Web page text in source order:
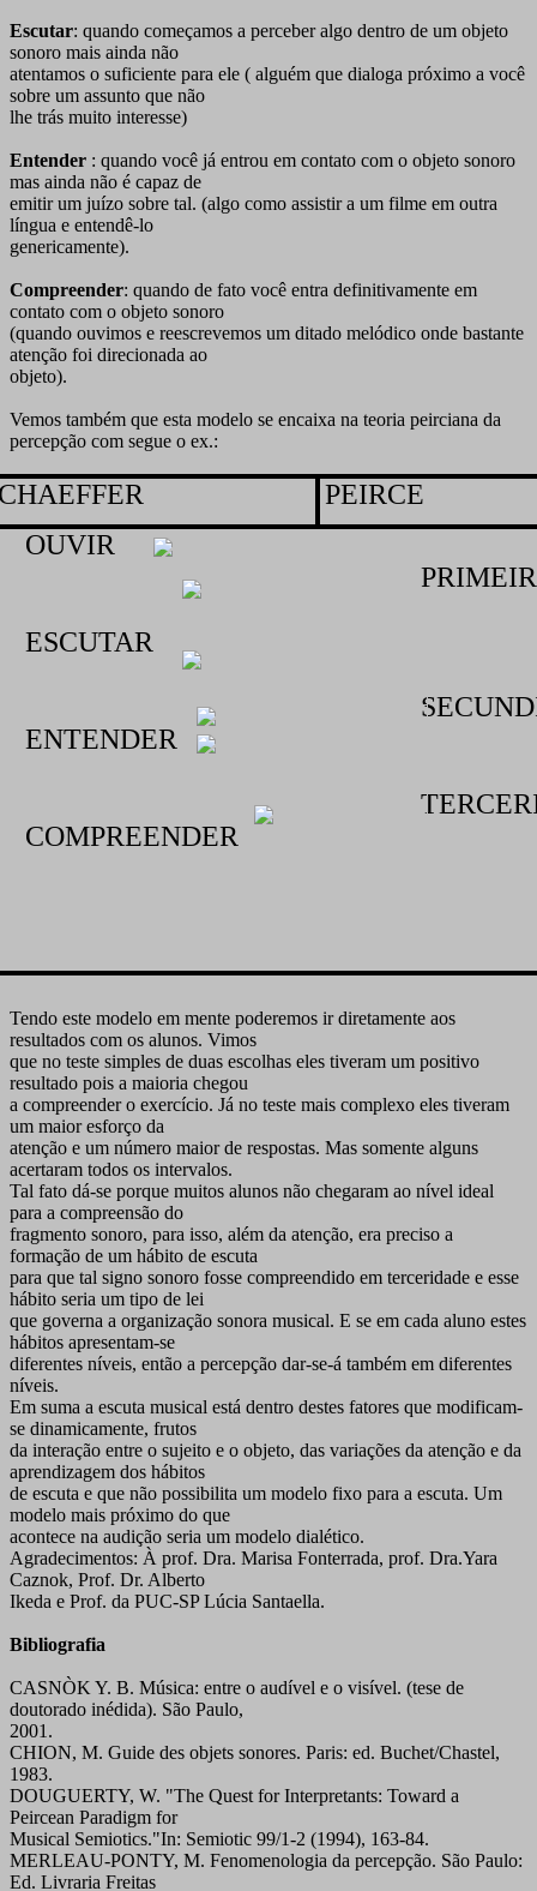
Escutar: quando começamos a perceber algo dentro de um objeto
sonoro mais ainda não
atentamos o suficiente para ele ( alguém que dialoga próximo a você
sobre um assunto que não
lhe trás muito interesse)
Entender : quando você já entrou em contato com o objeto sonoro
mas ainda não é capaz de
emitir um juízo sobre tal. (algo como assistir a um filme em outra
língua e entendê-lo
genericamente).
Compreender: quando de fato você entra definitivamente em
contato com o objeto sonoro
(quando ouvimos e reescrevemos um ditado melódico onde bastante
atenção foi direcionada ao
objeto).
Vemos também que esta modelo se encaixa na teoria peirciana da
percepção com segue o ex.:
PEIRCE
OUVIR
ESCUTAR
ENTENDER
COMPREENDER
Tendo este modelo em mente poderemos ir diretamente aos
resultados com os alunos. Vimos
que no teste simples de duas escolhas eles tiveram um positivo
resultado pois a maioria chegou
a compreender o exercício. Já no teste mais complexo eles tiveram
um maior esforço da
atenção e um número maior de respostas. Mas somente alguns
acertaram todos os intervalos.
Tal fato dá-se porque muitos alunos não chegaram ao nível ideal
para a compreensão do
fragmento sonoro, para isso, além da atenção, era preciso a
formação de um hábito de escuta
para que tal signo sonoro fosse compreendido em terceridade e esse
hábito seria um tipo de lei
que governa a organização sonora musical. E se em cada aluno estes
hábitos apresentam-se
diferentes níveis, então a percepção dar-se-á também em diferentes
níveis.
Em suma a escuta musical está dentro destes fatores que modificam-
se dinamicamente, frutos
da interação entre o sujeito e o objeto, das variações da atenção e da
aprendizagem dos hábitos
de escuta e que não possibilita um modelo fixo para a escuta. Um
modelo mais próximo do que
acontece na audição seria um modelo dialético.
Agradecimentos: À prof. Dra. Marisa Fonterrada, prof. Dra.Yara
Caznok, Prof. Dr. Alberto
Ikeda e Prof. da PUC-SP Lúcia Santaella.
Bibliografia
CASNÒK Y. B. Música: entre o audível e o visível. (tese de
doutorado inédida). São Paulo,
2001.
CHION, M. Guide des objets sonores. Paris: ed. Buchet/Chastel,
1983.
DOUGUERTY, W. "The Quest for Interpretants: Toward a
Peircean Paradigm for
Musical Semiotics."In: Semiotic 99/1-2 (1994), 163-84.
MERLEAU-PONTY, M. Fenomenologia da percepção. São Paulo:
Ed. Livraria Freitas